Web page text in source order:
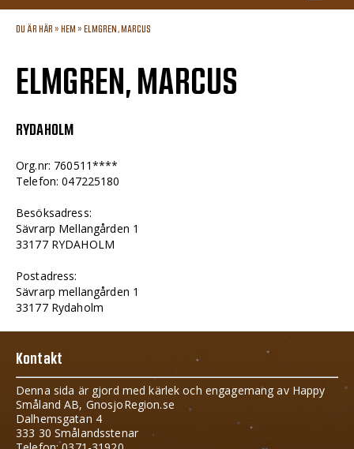
DU ÄR HÄR » HEM » ELMGREN, MARCUS
ELMGREN, MARCUS
RYDAHOLM
Org.nr: 760511****
Telefon: 047225180
Besöksadress:
Sävrarp Mellangården 1
33177 RYDAHOLM
Postadress:
Sävrarp mellangården 1
33177 Rydaholm
Kontakt
Denna sida är gjord med kärlek och engagemang av Happy
Småland AB, GnosjoRegion.se
Dalhemsgatan 4
333 30 Smålandsstenar